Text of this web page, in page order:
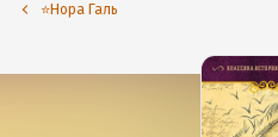
⭐️Нора Галь